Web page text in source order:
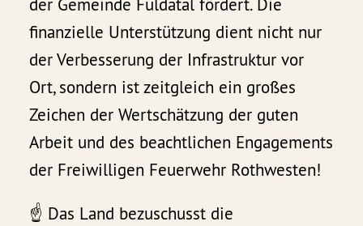
der Gemeinde Fuldatal fördert. Die
finanzielle Unterstützung dient nicht nur
der Verbesserung der Infrastruktur vor
Ort, sondern ist zeitgleich ein großes
Zeichen der Wertschätzung der guten
Arbeit und des beachtlichen Engagements
der Freiwilligen Feuerwehr Rothwesten!
☝️ Das Land bezuschusst die